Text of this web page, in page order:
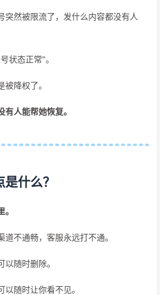
突然被限流了，发什么内容都没有人
状态正常"。
降权了。
人能帮她恢复。
什么？
不通畅，客服永远打不通。
随时删除。
随时让你看不见。